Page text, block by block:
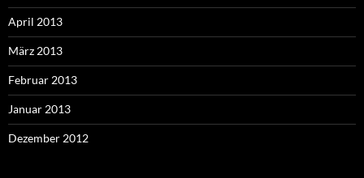
April 2013
März 2013
Februar 2013
Januar 2013
Dezember 2012